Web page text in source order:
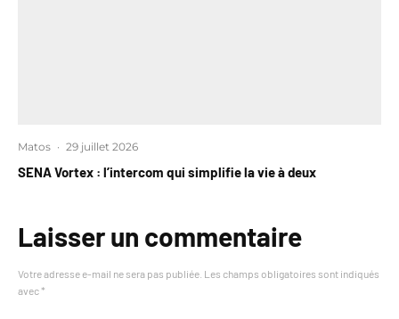
Matos · 29 juillet 2026
SENA Vortex : l’intercom qui simplifie la vie à deux
Laisser un commentaire
Votre adresse e-mail ne sera pas publiée. Les champs obligatoires sont indiqués
avec *